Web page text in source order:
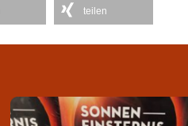
teilen